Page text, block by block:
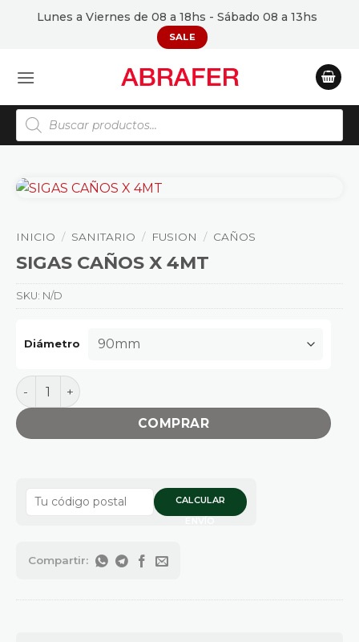
Lunes a Viernes de 08 a 18hs - Sábado 08 a 13hs
SALE
Búsqueda
de
productos
INICIO / SANITARIO / FUSION / CAÑOS
SIGAS CAÑOS X 4MT
Diámetro
SIGAS CAÑOS X 4MT cantidad
COMPRAR
CALCULAR
SKU: N/D